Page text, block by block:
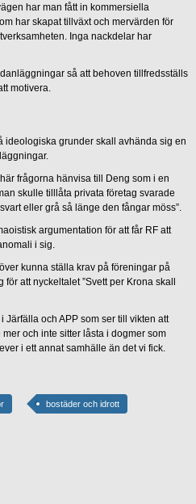
har man fått in kommersiella
har skapat tillväxt och mervärden för
Inga nackdelar har
så att behoven tillfredsställs
motivera.
ideologiska grunder skall avhända sig en
frågorna hänvisa till Deng som i en
skulle tilllåta privata företag svarade
eller grå så länge den fångar möss”.
argumentation för att får RF att
i sig.
kunna ställa krav på föreningar på
att nyckeltalet ”Svett per Krona skall
Järfälla och APP som ser till vikten att
och inte sitter låsta i dogmer som
i ett annat samhälle än det vi fick.
bostäder och idrott